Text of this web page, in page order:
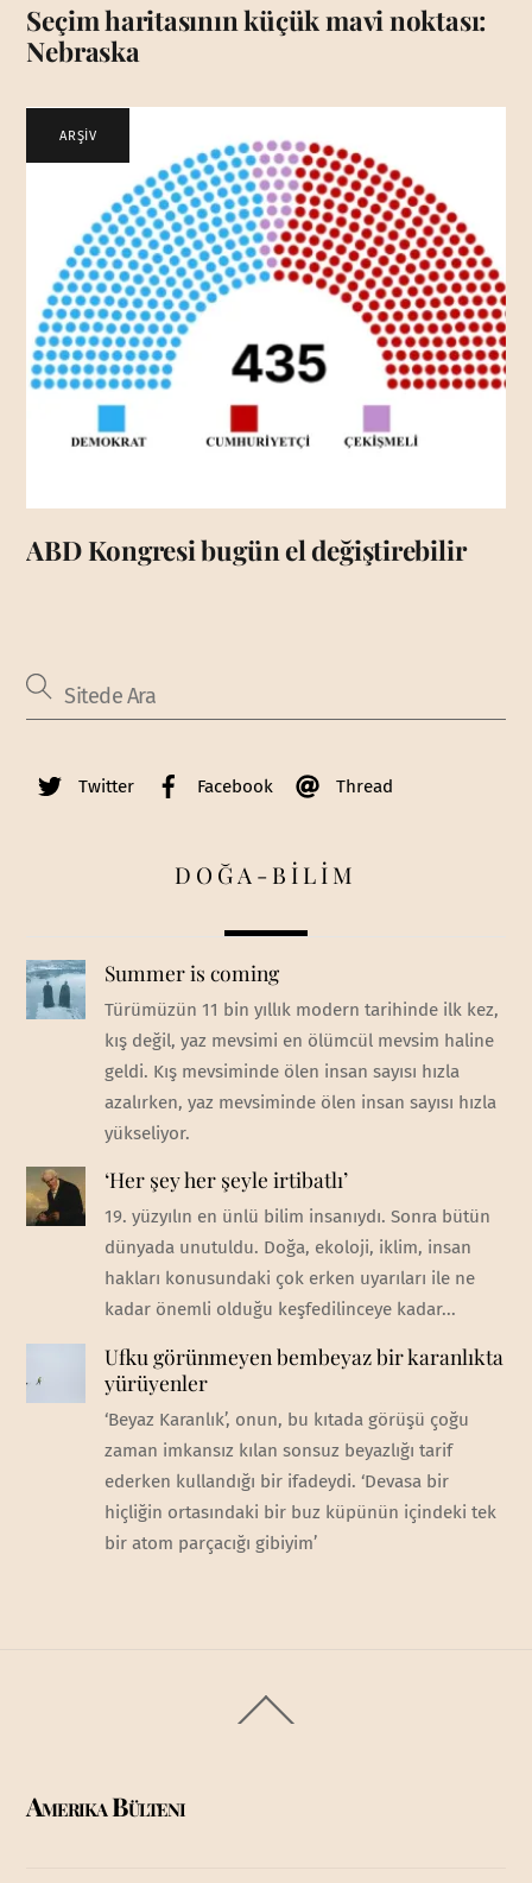
Seçim haritasının küçük mavi noktası:
Nebraska
ARŞİV
ABD Kongresi bugün el değiştirebilir
Twitter Facebook Thread
DOĞA-BİLİM
Summer is coming
Türümüzün 11 bin yıllık modern tarihinde ilk kez,
kış değil, yaz mevsimi en ölümcül mevsim haline
geldi. Kış mevsiminde ölen insan sayısı hızla
azalırken, yaz mevsiminde ölen insan sayısı hızla
yükseliyor.
‘Her şey her şeyle irtibatlı’
19. yüzyılın en ünlü bilim insanıydı. Sonra bütün
dünyada unutuldu. Doğa, ekoloji, iklim, insan
hakları konusundaki çok erken uyarıları ile ne
kadar önemli olduğu keşfedilinceye kadar...
Ufku görünmeyen bembeyaz bir karanlıkta
yürüyenler
‘Beyaz Karanlık’, onun, bu kıtada görüşü çoğu
zaman imkansız kılan sonsuz beyazlığı tarif
ederken kullandığı bir ifadeydi. ‘Devasa bir
hiçliğin ortasındaki bir buz küpünün içindeki tek
bir atom parçacığı gibiyim’
To
Amerika Bülteni